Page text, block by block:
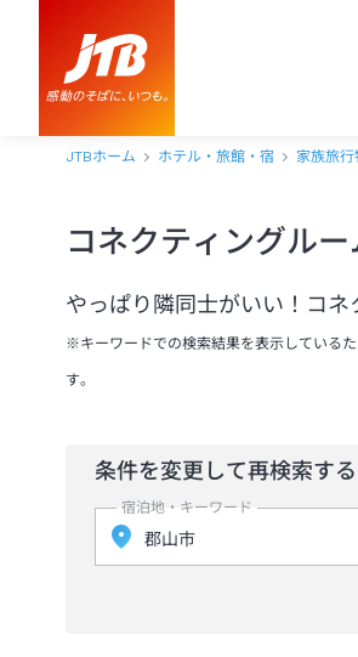
JTBホーム ホテル・旅館・宿 家族旅行
コネクティングル
やっぱり隣同士がいい！コ
※キーワードでの検索結果を表示している
す。
条件を変更して再検索する
宿泊地・キーワード